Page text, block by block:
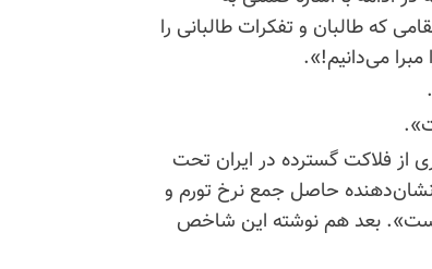
که طالبان و تفکرات طالبانی را
می‌دانیم!».
از فلاکت گسترده در ایران تحت
حاصل جمع نرخ تورم و
۴۶.۱درصد برآورد شده است». بعد هم نوشته این شاخص